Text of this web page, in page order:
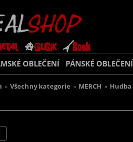
OBLEČENÍ PÁNSKÉ OBLEČENÍ
» Všechny kategorie » MERCH » Hudba